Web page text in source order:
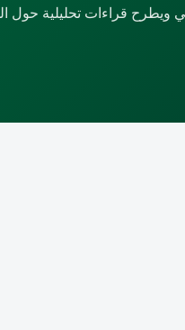
قراءات تحليلية حول